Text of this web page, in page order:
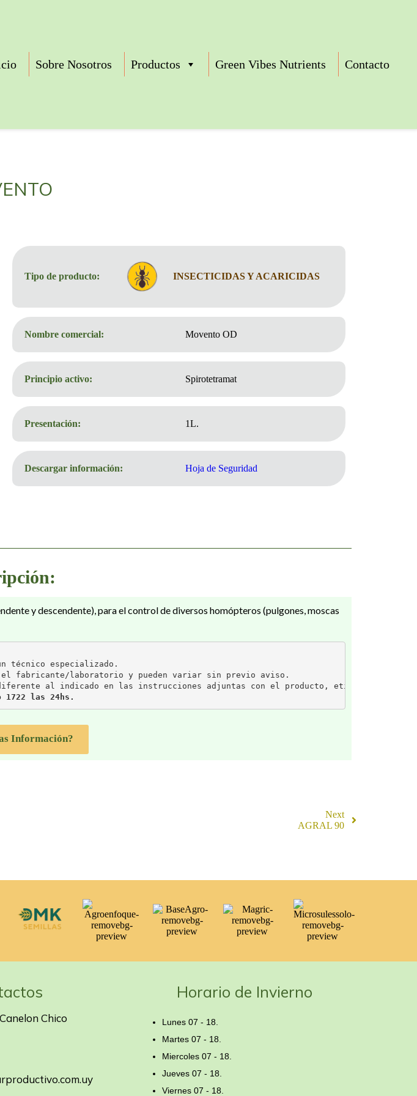
Sobre Nosotros Productos Green Vibes Nutrients Contacto
Tipo de producto: INSECTICIDAS Y ACARICIDAS
Nombre comercial: Movento OD
Principio activo: Spirotetramat
Presentación: 1L.
Descargar información: Hoja de Seguridad
y descendente), para el control de diversos homópteros (pulgones, moscas
técnico especializado.
el fabricante/laboratorio y pueden variar sin previo aviso.
diferente al indicado en las instrucciones adjuntas con el producto, etiqueta o
1722 las 24hs.
Información?
Next
AGRAL 90
Chico
Horario de Invierno
Lunes 07 - 18.
Martes 07 - 18.
Miercoles 07 - 18.
Jueves 07 - 18.
Viernes 07 - 18.